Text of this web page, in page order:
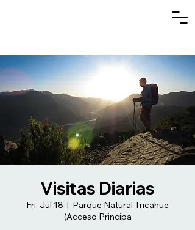
Visitas Diarias
Fri, Jul 18
  |
Parque Natural Tricahue
(Acceso Principa